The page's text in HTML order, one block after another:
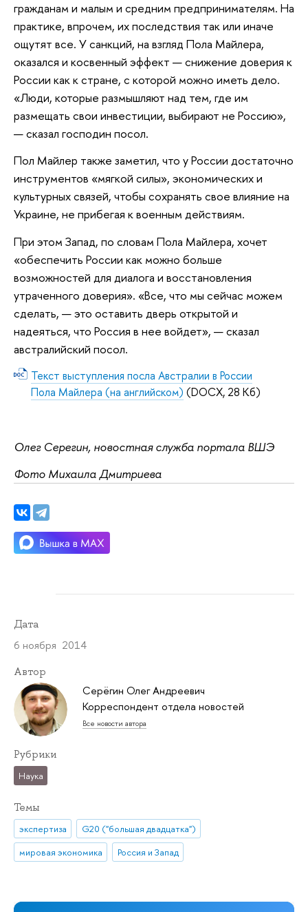
гражданам и малым и средним предпринимателям. На
практике, впрочем, их последствия так или иначе
ощутят все. У санкций, на взгляд Пола Майлера,
оказался и косвенный эффект — снижение доверия к
России как к стране, с которой можно иметь дело.
«Люди, которые размышляют над тем, где им
размещать свои инвестиции, выбирают не Россию»,
— сказал господин посол.
Пол Майлер также заметил, что у России достаточно
инструментов «мягкой силы», экономических и
культурных связей, чтобы сохранять свое влияние на
Украине, не прибегая к военным действиям.
При этом Запад, по словам Пола Майлера, хочет
«обеспечить России как можно больше
возможностей для диалога и восстановления
утраченного доверия». «Все, что мы сейчас можем
сделать, — это оставить дверь открытой и
надеяться, что Россия в нее войдет», — сказал
австралийский посол.
Текст выступления посла Австралии в России
Пола Майлера (на английском) (DOCX, 28 Кб)
Олег Серегин, новостная служба портала ВШЭ
Фото Михаила Дмитриева
Дата
6 ноября 2014
Автор
Серёгин Олег Андреевич
Корреспондент отдела новостей
Все новости автора
Рубрики
Наука
Темы
экспертиза
G20 ("большая двадцатка")
мировая экономика
Россия и Запад